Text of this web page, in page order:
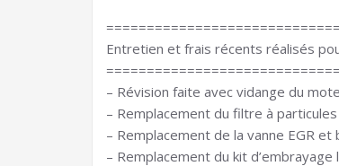
Entretien et frais récents réalisés
– Révision faite avec vidange du
– Remplacement du filtre à particules
– Remplacement de la vanne EGR
– Remplacement du kit